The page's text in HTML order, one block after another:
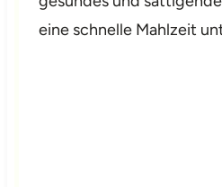
eine schnelle Mahlzeit